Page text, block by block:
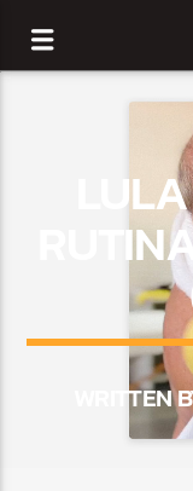
WRITTEN